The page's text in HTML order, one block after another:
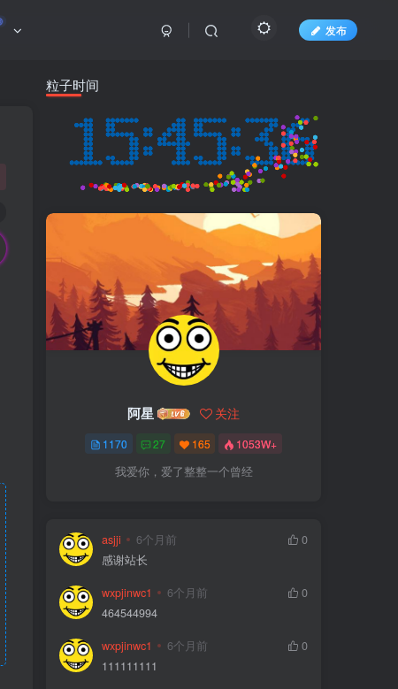
发布
粒子时间
阿星 关注
1170 27 165 1053W+
我爱你，爱了整整一个曾经
asjji 6个月前
0
感谢站长
wxpjinwc1 6个月前
0
464544994
wxpjinwc1 6个月前
0
111111111